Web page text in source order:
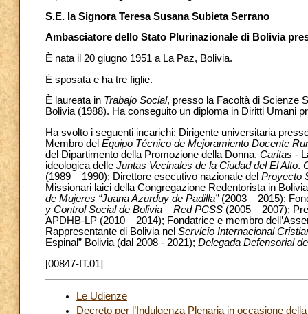
S.E. la Signora Teresa Susana Subieta Serrano
Ambasciatore dello Stato Plurinazionale di Bolivia
È nata il 20 giugno 1951 a La Paz, Bolivia.
È sposata e ha tre figlie.
È laureata in Trabajo Social, presso la Facoltà di Scienze
Bolivia (1988). Ha conseguito un diploma in Diritti Umani
Ha svolto i seguenti incarichi: Dirigente universitaria
Membro del Equipo Técnico de Mejoramiento Docente
del Dipartimento della Promozione della Donna, Caritas -
ideologica delle Juntas Vecinales de la Ciudad del El Alto.
(1989 – 1990); Direttore esecutivo nazionale del Proyecto
Missionari laici della Congregazione Redentorista in
de Mujeres “Juana Azurduy de Padilla”(2003 – 2015);
y Control Social de Bolivia –Red PCSS (2005 – 2007);
APDHB-LP (2010 – 2014); Fondatrice e membro
Rappresentante di Bolivia nel Servicio Internacional
Espinal” Bolivia (dal 2008 - 2021); Delegada Defensorial
[00847-IT.01]
Le Udienze
Decreto per l’Indulgenza Plenaria in occasione